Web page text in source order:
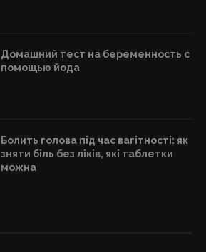
Домашний тест на беременность с
помощью йода
Болить голова під час вагітності: як
зняти біль без ліків, які таблетки
можна